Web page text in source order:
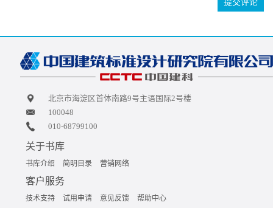
提交评论
北京市海淀区首体南路9号主语国际2号楼
100048
010-68799100
关于书库
书库介绍 简明目录 营销网络
客户服务
技术支持 试用申请 意见反馈 帮助中心